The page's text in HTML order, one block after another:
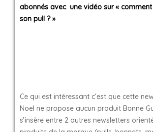
abonnés avec une vidéo sur «
son pull ? »
Ce qui est intéressant c’est que cette
Noel ne propose aucun produit Bonne
s’insère entre 2 autres newsletters